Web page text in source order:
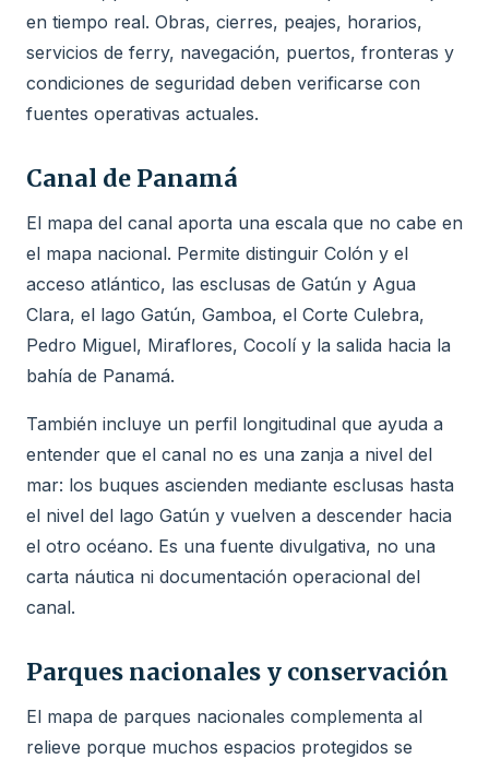
en tiempo real. Obras, cierres, peajes, horarios,
servicios de ferry, navegación, puertos, fronteras y
condiciones de seguridad deben verificarse con
fuentes operativas actuales.
Canal de Panamá
El mapa del canal aporta una escala que no cabe en
el mapa nacional. Permite distinguir Colón y el
acceso atlántico, las esclusas de Gatún y Agua
Clara, el lago Gatún, Gamboa, el Corte Culebra,
Pedro Miguel, Miraflores, Cocolí y la salida hacia la
bahía de Panamá.
También incluye un perfil longitudinal que ayuda a
entender que el canal no es una zanja a nivel del
mar: los buques ascienden mediante esclusas hasta
el nivel del lago Gatún y vuelven a descender hacia
el otro océano. Es una fuente divulgativa, no una
carta náutica ni documentación operacional del
canal.
Parques nacionales y conservación
El mapa de parques nacionales complementa al
relieve porque muchos espacios protegidos se